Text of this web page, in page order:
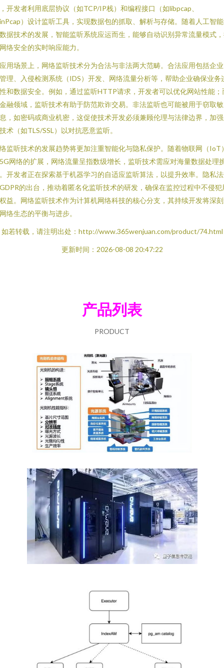
开发者利用底层协议（如TCP/IP栈）和编程接口（如libpcap、
）设计监听工具，实现数据包的抓取、解析与存储。随着人工智
据技术的发展，智能监听系统应运而生，能够自动识别异常流量模式
络安全的实时响应能力。
用场景上，网络监听技术分为合法与非法两大范畴。合法应用包括企
理、入侵检测系统（IDS）开发、网络流量分析等，帮助企业确保业务
和数据安全。例如，通过监听HTTP请求，开发者可以优化网站性能；
融领域，监听技术有助于防范欺诈交易。非法监听也可能被用于窃取
，如密码或商业机密，这促使技术开发必须兼顾伦理与法律边界，加
术（如TLS/SSL）以对抗恶意监听。
监听技术的发展趋势将更加注重智能化与隐私保护。随着物联网（IoT
网络的扩展，网络流量呈指数级增长，监听技术需应对海量数据处理
开发者正在探索基于机器学习的自适应监听算法，以提升效率。隐私
的出台，推动着匿名化监听技术的研发，确保在监控过程中不侵犯
益。网络监听技术作为计算机网络科技的核心分支，其持续开发将深
络生态的平衡与进步。
如若转载，请注明出处：http://www.365wenjuan.com/product/74.html
更新时间：2026-08-08 20:47:22
产品列表
PRODUCT